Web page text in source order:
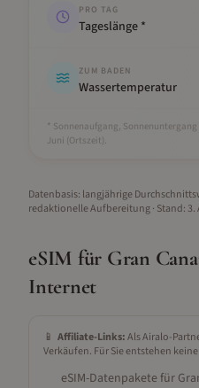
PRO TAG
Tageslänge *
ZUM BADEN
Wassertemperatur
* Sonnenaufgang,
Juni (Ortszeit).
Datenbasis: langjährige
redaktionelle Aufbereitung· Stand: 3.
eSIM für Gran
Internet
📱 Affiliate-Links:Als Airalo-
Verkäufen. Für Sie entstehen
eSIM-Datenpakete für